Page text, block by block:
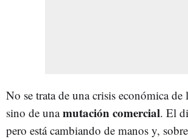
No se trata de una crisis económica
sino de unamutación comercial. El
pero está cambiando de manos y,